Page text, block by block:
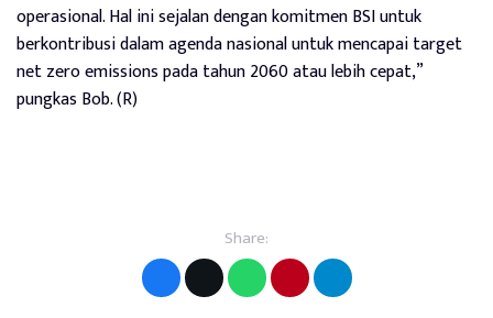
operasional. Hal ini sejalan dengan komitmen BSI untuk
berkontribusi dalam agenda nasional untuk mencapai target
net zero emissions pada tahun 2060 atau lebih cepat,”
pungkas Bob. (R)
Share: